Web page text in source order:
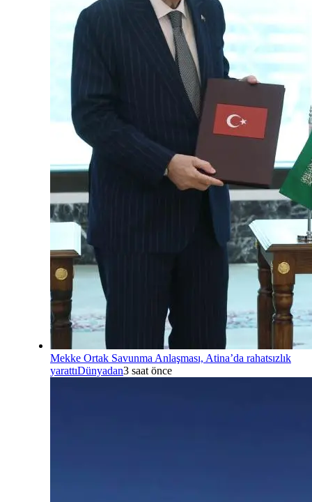
Mekke Ortak Savunma Anlaşması, Atina’da rahatsızlık
yarattıDünyadan3 saat önce